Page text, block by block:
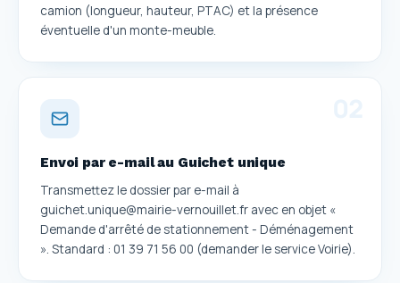
camion (longueur, hauteur, PTAC) et la présence
éventuelle d'un monte-meuble.
Envoi par e-mail au Guichet unique
Transmettez le dossier par e-mail à
guichet.unique@mairie-vernouillet.fr avec en objet «
Demande d'arrêté de stationnement - Déménagement
». Standard : 01 39 71 56 00 (demander le service Voirie).